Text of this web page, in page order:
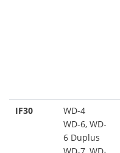
IF30
WD-4
WD-6, WD-
6 Duplus